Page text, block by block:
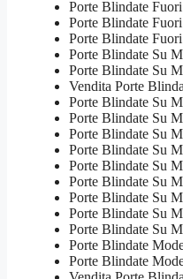
Porte Blindate
Porte Blindate
Porte Blindate
Porte Blindate Su
Porte Blindate Su
Vendita Porte
Porte Blindate Su
Porte Blindate Su
Porte Blindate Su
Porte Blindate Su
Porte Blindate Su
Porte Blindate Su
Porte Blindate Su
Porte Blindate Su
Porte Blindate Su
Porte Blindate
Porte Blindate